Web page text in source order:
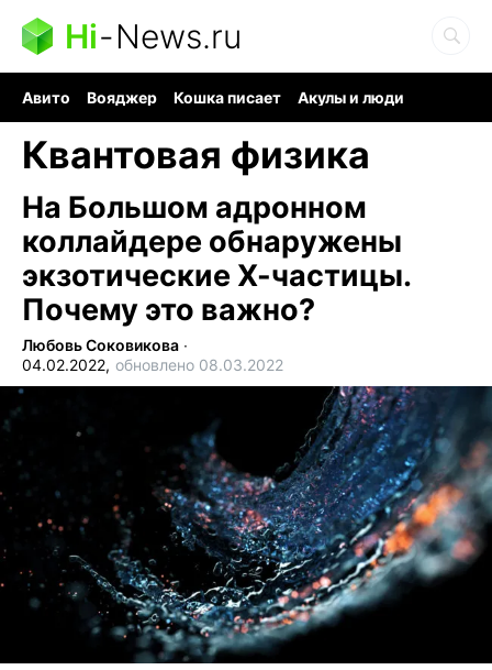
Hi-News.ru
Авито Вояджер Кошка писает
Акулы и люди
Квантовая физика
На Большом адронном
коллайдере обнаружены
экзотические Х-частицы.
Почему это важно?
Любовь Соковикова ∙
04.02.2022, обновлено 08.03.2022